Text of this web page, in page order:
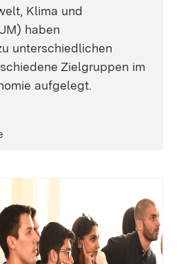
Klima und
haben
unterschiedlichen
Zielgruppen im
aufgelegt.